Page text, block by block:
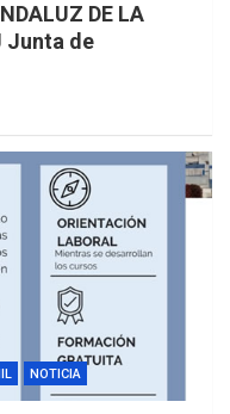
DE LA
Junta de
NOTICIA